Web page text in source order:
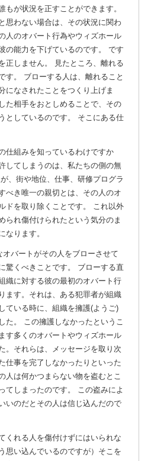
もが状況を正すことができます。
思わない場合は、その状況に関わ
人のオバート行為やウィズホール
の能力を下げているのです。 です
正しません。 見たところ、離れる
す。 ブローする人は、離れること
になされたことをつくり上げま
た相手をおとしめることで、その
としているのです。 そこにある仕
仕組みを知っているわけですか
してしまうのは、私たちの側の無
、街や地位、仕事、研修プログラ
べき唯一の親切とは、その人のオ
ドを取り除くことです。 これ以外
られ傷付けられたという気分のま
なります。
オバートがその人をブローさせて
驚くべきことです。 ブローする直
織に対する彼の最初のオバート行
ます。それは、ある犯罪者が組織
ている時に、組織を擁護(ようご)
た。 この擁護しなかったというこ
す多くのオバートやウィズホール
。それらは、メッセージを取り次
仕事を完了しなかったりといった
人は何かつまらない物を盗むとこ
てしまったのです。 この盗みによ
いのだとその人は信じ込んだので
くれる人を傷付けずにはいられな
思い込んでいるのですが）そこを